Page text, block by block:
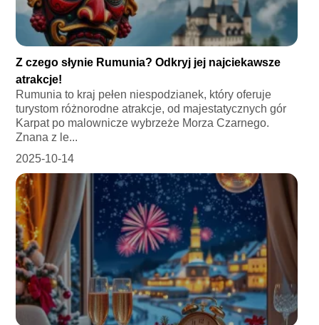
Z czego słynie Rumunia? Odkryj jej najciekawsze
atrakcje!
Rumunia to kraj pełen niespodzianek, który oferuje
turystom różnorodne atrakcje, od majestatycznych gór
Karpat po malownicze wybrzeże Morza Czarnego.
Znana z le...
2025-10-14